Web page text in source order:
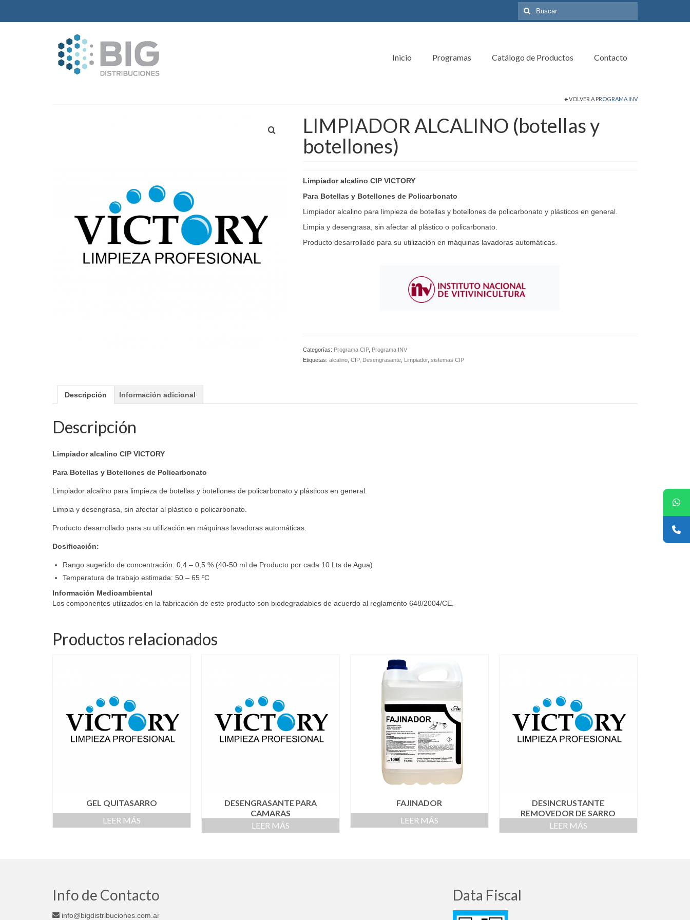
Búsqueda
para:
Inicio Programas Catálogo de Productos Contacto
VOLVER A PROGRAMA INV
LIMPIADOR ALCALINO (botellas y
botellones)
Limpiador alcalino CIP VICTORY
Para Botellas y Botellones de Policarbonato
Limpiador alcalino para limpieza de botellas y botellones de policarbonato y plásticos en general.
Limpia y desengrasa, sin afectar al plástico o policarbonato.
Producto desarrollado para su utilización en máquinas lavadoras automáticas.
Categorías: Programa CIP, Programa INV
Etiquetas: alcalino, CIP, Desengrasante, Limpiador, sistemas CIP
Descripción Información adicional
Descripción
Limpiador alcalino CIP VICTORY
Para Botellas y Botellones de Policarbonato
Limpiador alcalino para limpieza de botellas y botellones de policarbonato y plásticos en general.
Limpia y desengrasa, sin afectar al plástico o policarbonato.
Producto desarrollado para su utilización en máquinas lavadoras automáticas.
Dosificación:
Rango sugerido de concentración: 0,4 – 0,5 % (40-50 ml de Producto por cada 10 Lts de Agua)
Temperatura de trabajo estimada: 50 – 65 ºC
Información Medioambiental
Los componentes utilizados en la fabricación de este producto son biodegradables de acuerdo al reglamento 648/2004/CE.
Productos relacionados
GEL QUITASARRO
LEER MÁS
DESENGRASANTE PARA
CAMARAS
LEER MÁS
FAJINADOR
LEER MÁS
DESINCRUSTANTE
REMOVEDOR DE SARRO
LEER MÁS
Info de Contacto
info@bigdistribuciones.com.ar
Data Fiscal